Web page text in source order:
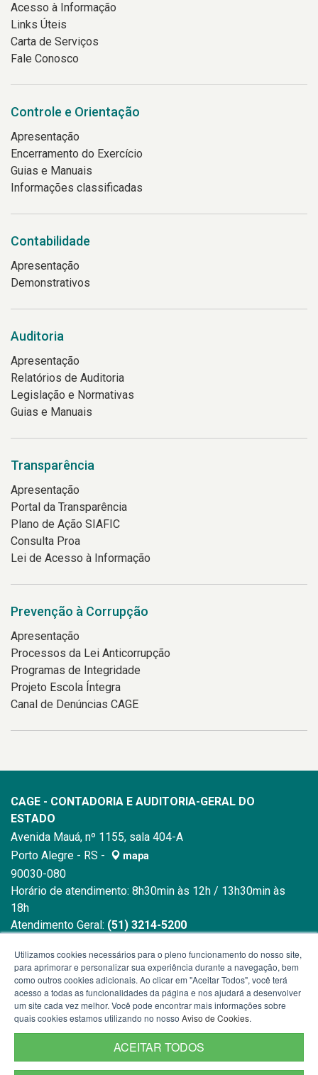
Acesso à Informação
Links Úteis
Carta de Serviços
Fale Conosco
Controle e Orientação
Apresentação
Encerramento do Exercício
Guias e Manuais
Informações classificadas
Contabilidade
Apresentação
Demonstrativos
Auditoria
Apresentação
Relatórios de Auditoria
Legislação e Normativas
Guias e Manuais
Transparência
Apresentação
Portal da Transparência
Plano de Ação SIAFIC
Consulta Proa
Lei de Acesso à Informação
Prevenção à Corrupção
Apresentação
Processos da Lei Anticorrupção
Programas de Integridade
Projeto Escola Íntegra
Canal de Denúncias CAGE
CAGE - CONTADORIA E AUDITORIA-GERAL DO
ESTADO
Avenida Mauá, nº 1155, sala 404-A
Porto Alegre - RS -
mapa
90030-080
Horário de atendimento: 8h30min às 12h / 13h30min às
18h
Atendimento Geral: (51) 3214-5200
Utilizamos cookies necessários para o pleno funcionamento do nosso site,
para aprimorar e personalizar sua experiência durante a navegação, bem
como outros cookies adicionais. Ao clicar em "Aceitar Todos", você terá
acesso a todas as funcionalidades da página e nos ajudará a desenvolver
um site cada vez melhor. Você pode encontrar mais informações sobre
quais cookies estamos utilizando no nosso Aviso de Cookies.
ACEITAR TODOS